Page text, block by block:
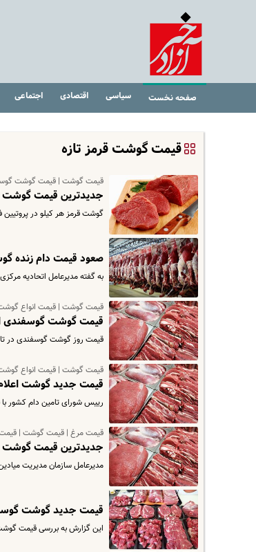
صفحه نخست سیاسی اقتصادی اجتماعی
قیمت گوشت قرمز تازه
قیمت گوشت | قیمت گوشت
جدیدترین قیمت گوشت
گوشت قرمز هر کیلو در پروتیین فروشی‌های سطح شهر بین ۵۷۰ تا ۵۷۵
صعود قیمت دام زنده
به گفته مدیرعامل اتحادیه
قیمت گوشت | قیمت انواع
قیمت گوشت گوسفندی
قیمت روز گوشت گوسفندی در تاریخ ۷ بهمن ۱۴۰۲ اعلام شد برای مشاهده جزییات قیمت گوشت گوسفندی
قیمت گوشت | قیمت انواع
قیمت جدید گوشت
رییس شورای تامین دام کشور
قیمت مرغ | قیمت گوشت |
جدیدترین قیمت
مدیرعامل سازمان مدیریت میادین
قیمت جدید گوشت گوسفندی در
این گزارش به بررسی قیمت